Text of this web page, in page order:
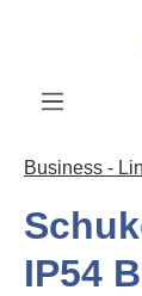
Zum
Business -
IP54